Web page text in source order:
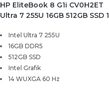
HP EliteBook 8 G1i CV0H2ET
Ultra 7 255U 16GB 512GB SSD
Intel Ultra 7 255U
16GB DDR5
512GB SSD
Intel Grafik
14 WUXGA 60 Hz